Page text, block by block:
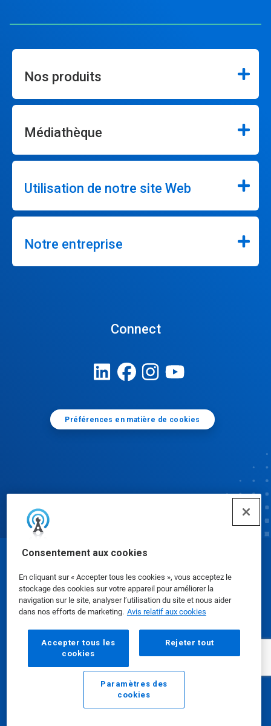
Consentement aux cookies
En cliquant sur « Accepter tous les cookies », vous acceptez le
stockage des cookies sur votre appareil pour améliorer la
navigation sur le site, analyser l’utilisation du site et nous aider
dans nos efforts de marketing. Avis relatif aux cookies
Accepter tous les
cookies
Rejeter tout
Paramètres des
cookies
Nos produits
Médiathèque
Utilisation de notre site Web
Notre entreprise
Connect
Préférences en matière de cookies
Courriel Appeler
Fiches signalétiques|Politique de confidentialité
Modalités d'utilisation